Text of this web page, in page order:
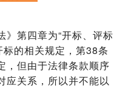
》第四章为“开标、评标
的相关规定，第38条
，但由于法律条款顺序
应关系，所以并不能以